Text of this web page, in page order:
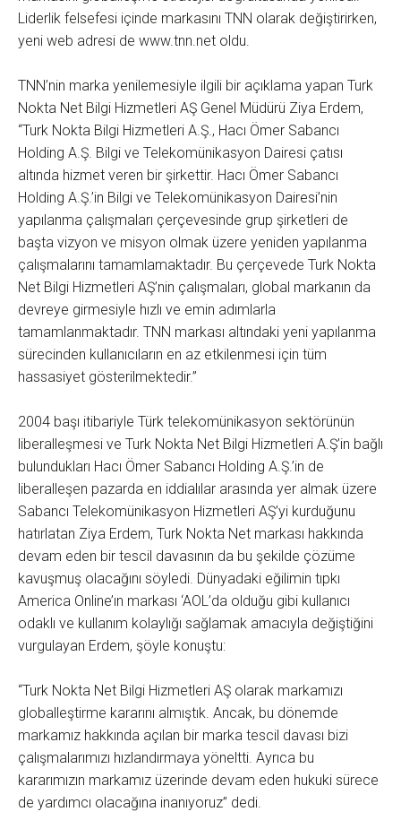
Liderlik felsefesi içinde markasını TNN olarak değiştirirken,
yeni web adresi de www.tnn.net oldu.
TNN’nin marka yenilemesiyle ilgili bir açıklama yapan Turk
Nokta Net Bilgi Hizmetleri AŞ Genel Müdürü Ziya Erdem,
“Turk Nokta Bilgi Hizmetleri A.Ş., Hacı Ömer Sabancı
Holding A.Ş. Bilgi ve Telekomünikasyon Dairesi çatısı
altında hizmet veren bir şirkettir. Hacı Ömer Sabancı
Holding A.Ş.’in Bilgi ve Telekomünikasyon Dairesi’nin
yapılanma çalışmaları çerçevesinde grup şirketleri de
başta vizyon ve misyon olmak üzere yeniden yapılanma
çalışmalarını tamamlamaktadır. Bu çerçevede Turk Nokta
Net Bilgi Hizmetleri AŞ’nin çalışmaları, global markanın da
devreye girmesiyle hızlı ve emin adımlarla
tamamlanmaktadır. TNN markası altındaki yeni yapılanma
sürecinden kullanıcıların en az etkilenmesi için tüm
hassasiyet gösterilmektedir.”
2004 başı itibariyle Türk telekomünikasyon sektörünün
liberalleşmesi ve Turk Nokta Net Bilgi Hizmetleri A.Ş’in bağlı
bulundukları Hacı Ömer Sabancı Holding A.Ş.’in de
liberalleşen pazarda en iddialılar arasında yer almak üzere
Sabancı Telekomünikasyon Hizmetleri AŞ’yi kurduğunu
hatırlatan Ziya Erdem, Turk Nokta Net markası hakkında
devam eden bir tescil davasının da bu şekilde çözüme
kavuşmuş olacağını söyledi. Dünyadaki eğilimin tıpkı
America Online’ın markası ‘AOL’da olduğu gibi kullanıcı
odaklı ve kullanım kolaylığı sağlamak amacıyla değiştiğini
vurgulayan Erdem, şöyle konuştu:
“Turk Nokta Net Bilgi Hizmetleri AŞ olarak markamızı
globalleştirme kararını almıştık. Ancak, bu dönemde
markamız hakkında açılan bir marka tescil davası bizi
çalışmalarımızı hızlandırmaya yöneltti. Ayrıca bu
kararımızın markamız üzerinde devam eden hukuki sürece
de yardımcı olacağına inanıyoruz” dedi.